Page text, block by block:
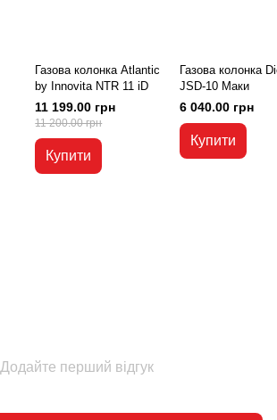
Газова колонка Atlantic
by Innovita NTR 11 iD
11 199.00 грн
11 200.00 грн
Купити
Газова колонка
JSD-10 Маки
6 040.00 грн
Купити
Додайте перший відгук